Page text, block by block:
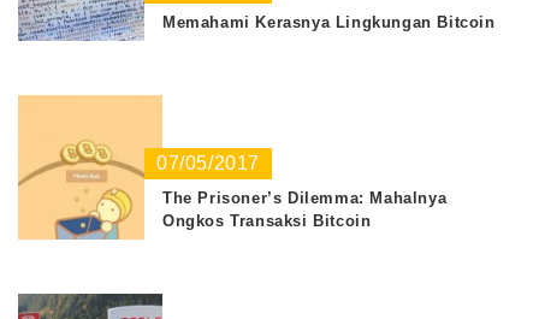
Memahami Kerasnya Lingkungan Bitcoin
07/05/2017
The Prisoner’s Dilemma: Mahalnya
Ongkos Transaksi Bitcoin